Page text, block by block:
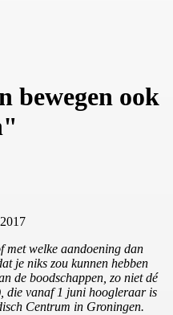
bewegen ook
met welke aandoening dan
je niks zou kunnen hebben
de boodschappen, zo niet dé
die vanaf 1 juni hoogleraar is
Centrum in Groningen.